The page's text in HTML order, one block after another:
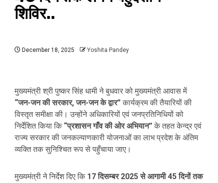
शिविर..
December 18, 2025 Yoshita Pandey
मुख्यमंत्री श्री पुष्कर सिंह धामी ने बुधवार को मुख्यमंत्री आवास में
“जन-जन की सरकार, जन-जन के द्वार” कार्यक्रम की तैयारियों की
विस्तृत समीक्षा की। उन्होंने अधिकारियों एवं जनप्रतिनिधियों को
निर्देशित किया कि “प्रशासन गाँव की ओर अभियान” के तहत केन्द्र एवं
राज्य सरकार की जनकल्याणकारी योजनाओं का लाभ प्रदेश के अंतिम
व्यक्ति तक सुनिश्चित रूप से पहुँचाया जाए।
मुख्यमंत्री ने निर्देश दिए कि 17 दिसम्बर 2025 से आगामी 45 दिनों तक